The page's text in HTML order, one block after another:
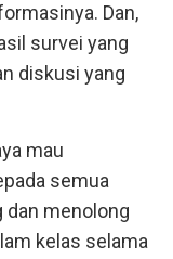
Dan,
survei yang
diskusi yang
mau
semua
dan menolong
kelas selama